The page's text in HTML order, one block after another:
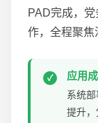
PAD完成，
作，全程聚焦
应用
系统
提升